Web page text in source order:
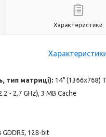
Характеристики
тип матриці): 14" (1366x768)
- 2.7 GHz), 3 MB Cache
GDDR5, 128-bit